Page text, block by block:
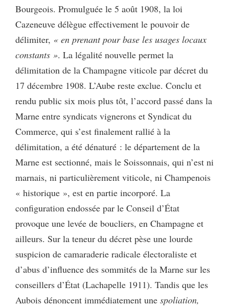
Bourgeois. Promulguée le 5 août 1908, la loi
Cazeneuve délègue effectivement le pouvoir de
délimiter, « en prenant pour base les usages locaux
constants ». La légalité nouvelle permet la
délimitation de la Champagne viticole par décret du
17 décembre 1908. L’Aube reste exclue. Conclu et
rendu public six mois plus tôt, l’accord passé dans la
Marne entre syndicats vignerons et Syndicat du
Commerce, qui s’est finalement rallié à la
délimitation, a été dénaturé : le département de la
Marne est sectionné, mais le Soissonnais, qui n’est ni
marnais, ni particulièrement viticole, ni Champenois
« historique », est en partie incorporé. La
configuration endossée par le Conseil d’État
provoque une levée de boucliers, en Champagne et
ailleurs. Sur la teneur du décret pèse une lourde
suspicion de camaraderie radicale électoraliste et
d’abus d’influence des sommités de la Marne sur les
conseillers d’État (Lachapelle 1911). Tandis que les
Aubois dénoncent immédiatement une spoliation,